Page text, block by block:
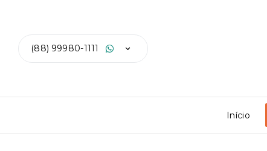
(88) 99980-1111
Início